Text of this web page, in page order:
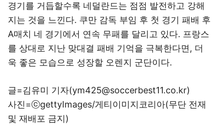
경기를 거듭할수록 네덜란드는 점점 발전하고 강해
지는 것을 느낀다. 쿠만 감독 부임 후 첫 경기 패배 후
A매치 네 경기에서 연속 무패를 달리고 있다. 프랑스
를 상대로 지난 맞대결 패배 기억을 극복한다면, 더
욱 좋은 모습으로 성장할 오렌지 군단이다.
글=김유미 기자(ym425@soccerbest11.co.kr)
사진=ⓒgettyImages/게티이미지코리아(무단 전재
및 재배포 금지)